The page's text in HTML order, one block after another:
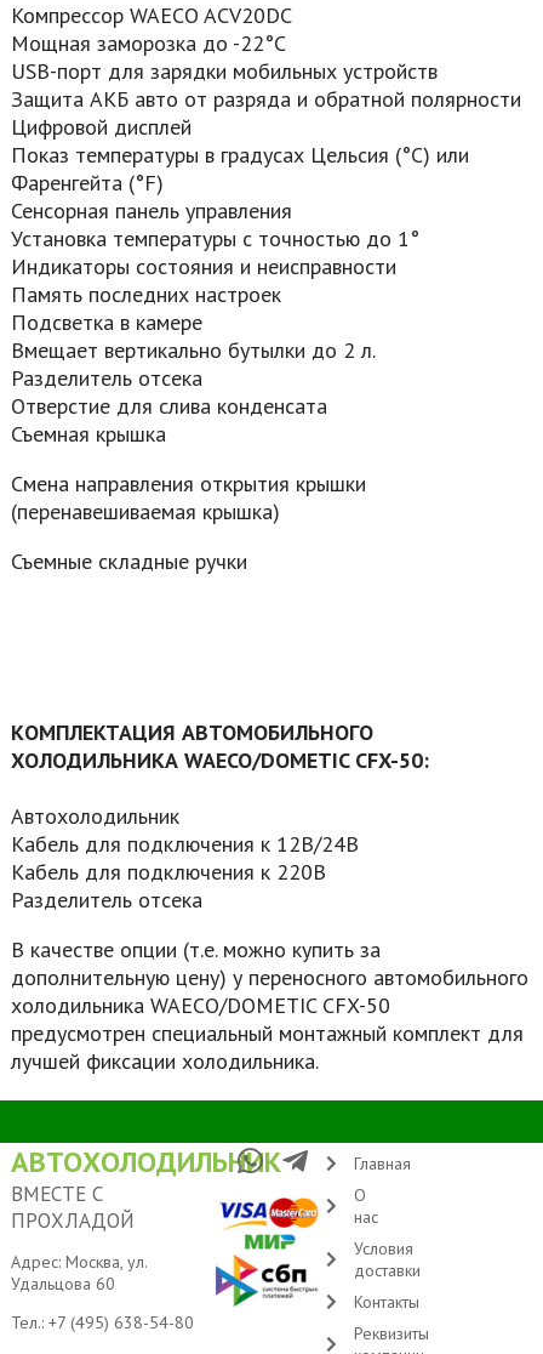
Компрессор WAECO ACV20DC
Мощная заморозка до -22°С
USB-порт для зарядки мобильных устройств
Защита АКБ авто от разряда и обратной полярности
Цифровой дисплей
Показ температуры в градусах Цельсия (°С) или
Фаренгейта (°F)
Сенсорная панель управления
Установка температуры с точностью до 1°
Индикаторы состояния и неисправности
Память последних настроек
Подсветка в камере
Вмещает вертикально бутылки до 2 л.
Разделитель отсека
Отверстие для слива конденсата
Съемная крышка
Смена направления открытия крышки
(перенавешиваемая крышка)
Съемные складные ручки
КОМПЛЕКТАЦИЯ АВТОМОБИЛЬНОГО
ХОЛОДИЛЬНИКА WAECO/DOMETIC CFX-50:
Автохолодильник
Кабель для подключения к 12В/24В
Кабель для подключения к 220В
Разделитель отсека
В качестве опции (т.е. можно купить за
дополнительную цену) у переносного автомобильного
холодильника WAECO/DOMETIC CFX-50
предусмотрен специальный монтажный комплект для
лучшей фиксации холодильника.
АВТОХОЛОДИЛЬНИК
ВМЕСТЕ С
ПРОХЛАДОЙ
Адрес: Москва, ул.
Удальцова 60
Тел.: +7 (495) 638-54-80
Главная
О
нас
Условия
доставки
Контакты
Реквизиты